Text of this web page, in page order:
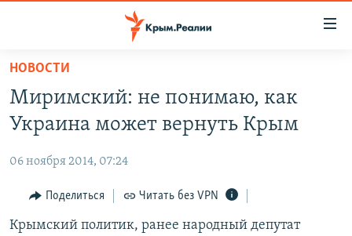
Вернуться
основному
содержанию
Вернутся
навигации
Вернутся
СПЕЦПРОЕКТЫ
КАРТА ВОЕННЫХ ОБЪЕКТОВ КРЫМА
11 ЛЕТ ОККУПАЦИИ КРЫМА. 11 ИСТОРИЙ СОПРОТИВЛЕНИЯ
ВОДА
ИСТОРИЯ
ЕЩЕ
ИНТЕРАКТИВ
РАДІО СВОБОДА
НОВОСТИ
Миримский: не понимаю, как
Украина может вернуть Крым
06 ноября 2014, 07:24
Поделиться Читать без VPN
Крымский политик, ранее народный депутат